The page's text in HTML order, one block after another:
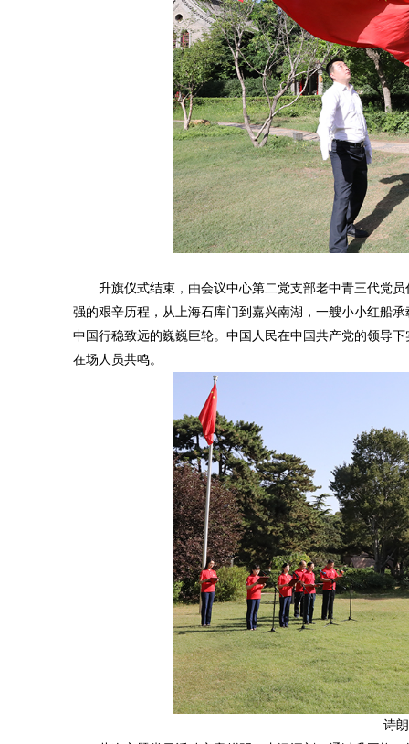
升旗仪式结束，由会议中心第二党支部老中青三代党员
强的艰辛历程，从上海石库门到嘉兴南湖，一艘小小红船
中国行稳致远的巍巍巨轮。中国人民在中国共产党的领导
在场人员共鸣。
诗